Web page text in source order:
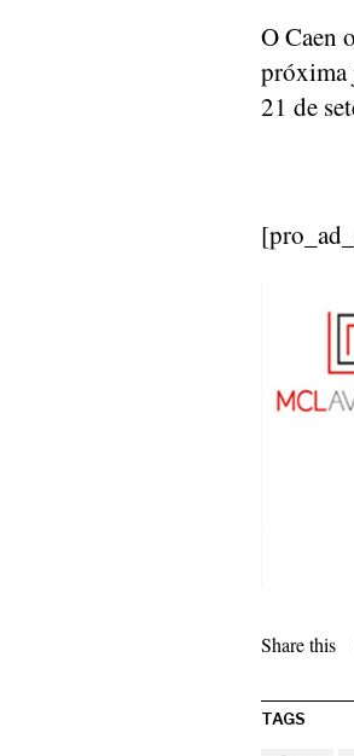
O Caen
próxima
21 de
Share this
TAGS